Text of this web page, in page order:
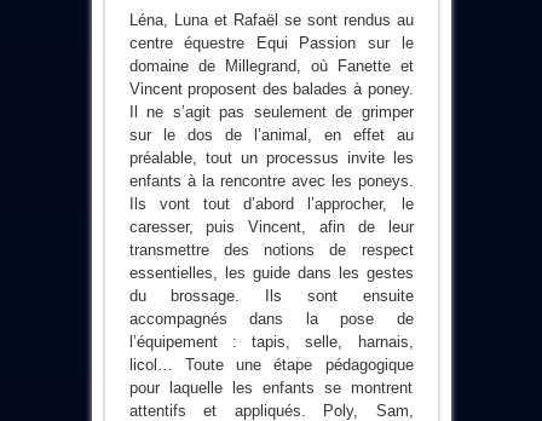
Léna, Luna et Rafaël se sont rendus au
centre équestre Equi Passion sur le
domaine de Millegrand, où Fanette et
Vincent proposent des balades à poney.
Il ne s’agit pas seulement de grimper
sur le dos de l’animal, en effet au
préalable, tout un processus invite les
enfants à la rencontre avec les poneys.
Ils vont tout d’abord l’approcher, le
caresser, puis Vincent, afin de leur
transmettre des notions de respect
essentielles, les guide dans les gestes
du brossage. Ils sont ensuite
accompagnés dans la pose de
l’équipement : tapis, selle, harnais,
licol… Toute une étape pédagogique
pour laquelle les enfants se montrent
attentifs et appliqués. Poly, Sam,